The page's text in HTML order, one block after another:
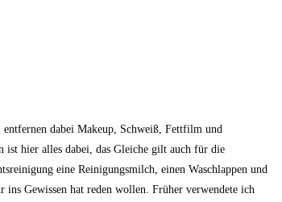
dabei Makeup, Schweiß, Fettfilm und
ist hier alles dabei, das Gleiche gilt auch für die
eine Reinigungsmilch, einen Waschlappen und
Gewissen hat reden wollen. Früher verwendete ich